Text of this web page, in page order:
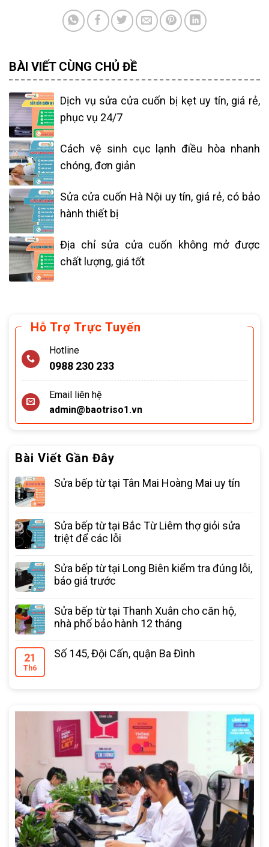
Hỗ Trợ Trực Tuyến
Hotline
0988 230 233
Email liên hệ
admin@baotriso1.vn
Bài Viết Gần Đây
Sửa bếp từ tại Tân Mai Hoàng Mai uy tín
Sửa bếp từ tại Bắc Từ Liêm thợ giỏi sửa
triệt để các lỗi
Sửa bếp từ tại Long Biên kiểm tra đúng lỗi,
báo giá trước
Sửa bếp từ tại Thanh Xuân cho căn hộ,
nhà phố bảo hành 12 tháng
21
Th6
Số 145, Đội Cấn, quận Ba Đình
BÀI VIẾT CÙNG CHỦ ĐỀ
Dịch vụ sửa cửa cuốn bị kẹt uy tín, giá rẻ,
phục vụ 24/7
Cách vệ sinh cục lạnh điều hòa nhanh
chóng, đơn giản
Sửa cửa cuốn Hà Nội uy tín, giá rẻ, có bảo
hành thiết bị
Địa chỉ sửa cửa cuốn không mở được
chất lượng, giá tốt